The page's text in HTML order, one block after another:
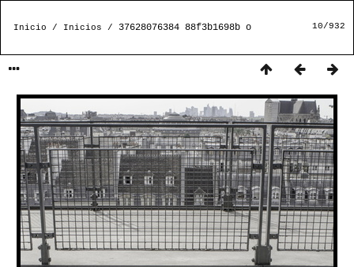
10/932
Inicio / Inicios / 37628076384 88f3b1698b o